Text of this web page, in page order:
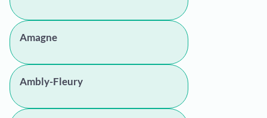
Amagne
Ambly-Fleury